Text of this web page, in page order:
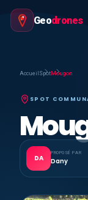
Geodrones
Accueil SpotMougon
SPOT
DA
PROPOSÉ PAR
Dany